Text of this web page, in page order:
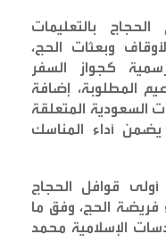
بالتعليمات
وبعثات الحج،
كجواز السفر
المطلوبة، إضافة
السعودية المتعلقة
يضمن أداء المناسك
الأربعاء 13 أيار 2026، أولى قوافل الحجاج
فريضة الحج، وفق ما
الإسلامية محمد